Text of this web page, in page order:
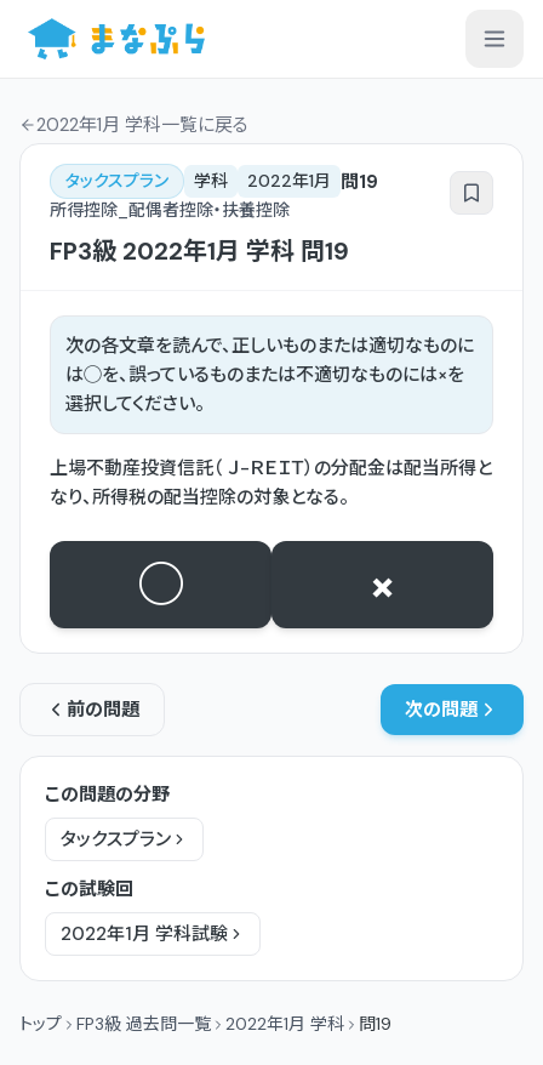
2022年1月 学科一覧に戻る
タックスプラン 学科 2022年1月 問19
所得控除_配偶者控除・扶養控除
FP3級 2022年1月 学科 問19
次の各文章を読んで、正しいものまたは適切なものに
は◯を、誤っているものまたは不適切なものには×を
選択してください。
上場不動産投資信託（ Ｊ-ＲＥＩＴ）の分配金は配当所得と
なり、所得税の配当控除の対象となる。
○ ×
前の問題 次の問題
この問題の分野
タックスプラン
この試験回
2022年1月 学科試験
トップ FP3級 過去問一覧 2022年1月 学科 問19